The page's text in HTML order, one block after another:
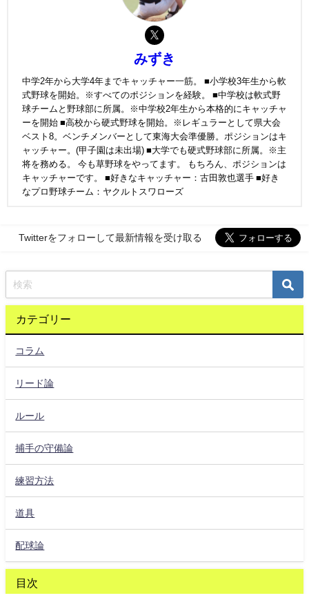
みずき
中学2年から大学4年までキャッチャー一筋。 ■小学校3年生から軟
式野球を開始。※すべてのポジションを経験。 ■中学校は軟式野
球チームと野球部に所属。※中学校2年生から本格的にキャッチャ
ーを開始 ■高校から硬式野球を開始。※レギュラーとして県大会
ベスト8。ベンチメンバーとして東海大会準優勝。ポジションはキ
ャッチャー。(甲子園は未出場) ■大学でも硬式野球部に所属。※主
将を務める。 今も草野球をやってます。 もちろん、ポジションは
キャッチャーです。 ■好きなキャッチャー：古田敦也選手 ■好き
なプロ野球チーム：ヤクルトスワローズ
Twitterをフォローして最新情報を受け取る
カテゴリー
コラム
リード論
ルール
捕手の守備論
練習方法
道具
配球論
目次